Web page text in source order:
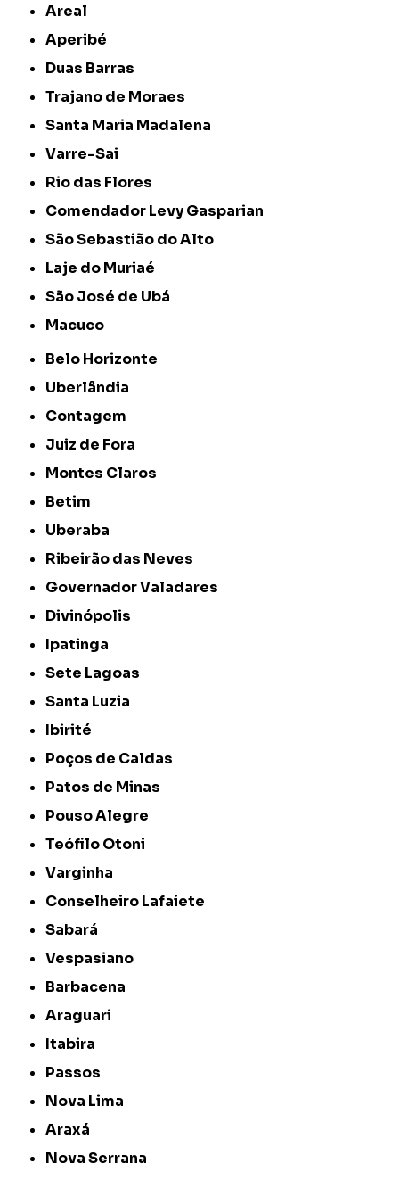
Areal
Aperibé
Duas Barras
Trajano de Moraes
Santa Maria Madalena
Varre-Sai
Rio das Flores
Comendador Levy Gasparian
São Sebastião do Alto
Laje do Muriaé
São José de Ubá
Macuco
Belo Horizonte
Uberlândia
Contagem
Juiz de Fora
Montes Claros
Betim
Uberaba
Ribeirão das Neves
Governador Valadares
Divinópolis
Ipatinga
Sete Lagoas
Santa Luzia
Ibirité
Poços de Caldas
Patos de Minas
Pouso Alegre
Teófilo Otoni
Varginha
Conselheiro Lafaiete
Sabará
Vespasiano
Barbacena
Araguari
Itabira
Passos
Nova Lima
Araxá
Nova Serrana